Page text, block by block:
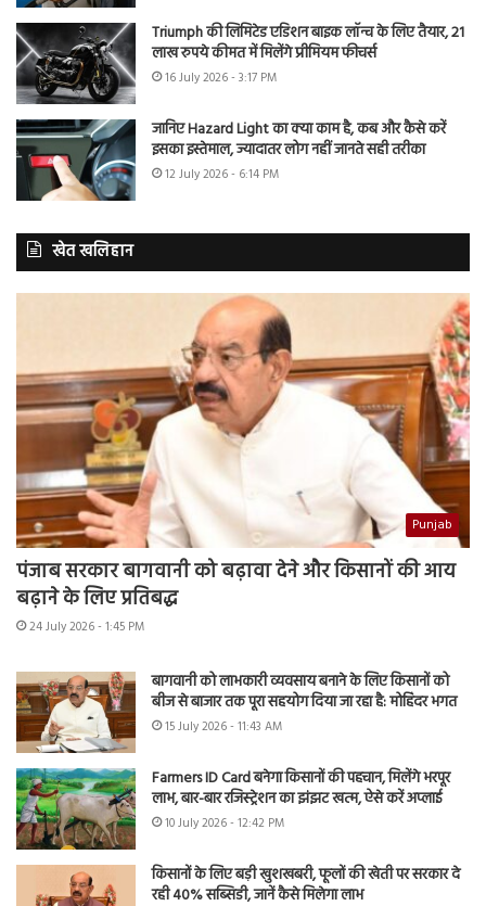
Triumph की लिमिटेड एडिशन बाइक लॉन्च के लिए तैयार, 21
लाख रुपये कीमत में मिलेंगे प्रीमियम फीचर्स
16 July 2026 - 3:17 PM
जानिए Hazard Light का क्या काम है, कब और कैसे करें
इसका इस्तेमाल, ज्यादातर लोग नहीं जानते सही तरीका
12 July 2026 - 6:14 PM
खेत खलिहान
Punjab
पंजाब सरकार बागवानी को बढ़ावा देने और किसानों की आय
बढ़ाने के लिए प्रतिबद्ध
24 July 2026 - 1:45 PM
बागवानी को लाभकारी व्यवसाय बनाने के लिए किसानों को
बीज से बाजार तक पूरा सहयोग दिया जा रहा है: मोहिंदर भगत
15 July 2026 - 11:43 AM
Farmers ID Card बनेगा किसानों की पहचान, मिलेंगे भरपूर
लाभ, बार-बार रजिस्ट्रेशन का झंझट खत्म, ऐसे करें अप्लाई
10 July 2026 - 12:42 PM
किसानों के लिए बड़ी खुशखबरी, फूलों की खेती पर सरकार दे
रही 40% सब्सिडी, जानें कैसे मिलेगा लाभ